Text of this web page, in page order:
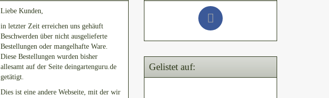
Liebe Kunden,
in letzter Zeit erreichen uns gehäuft
Beschwerden über nicht ausgelieferte
Bestellungen oder mangelhafte Ware.
Diese Bestellungen wurden bisher
allesamt auf der Seite deingartenguru.de
getätigt.
Dies ist eine andere Webseite, mit der wir
Gelistet auf: